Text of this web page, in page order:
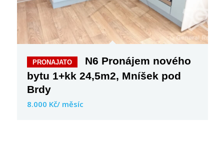
N6 Pronájem nového
bytu 1+kk 24,5m2, Mníšek pod
Brdy
8.000 Kč/ měsíc